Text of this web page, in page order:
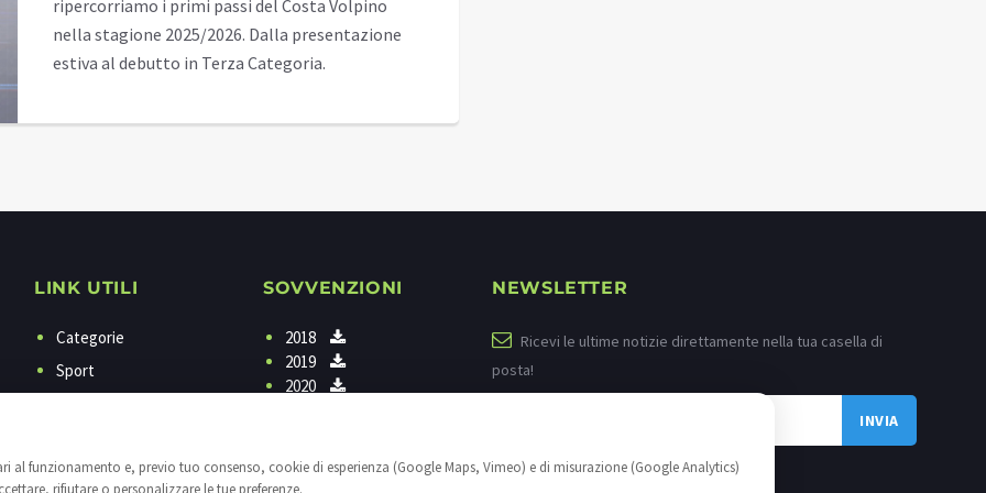
al funzionamento e, previo tuo consenso, cookie di esperienza (Google Maps, Vimeo) e di misurazione (Google Analytics)
rifiutare o personalizzare le tue preferenze.
ripercorriamo i primi passi del Costa Volpino
nella stagione 2025/2026. Dalla presentazione
estiva al debutto in Terza Categoria.
LINK UTILI
Categorie
Sport
Privacy
SOVVENZIONI
2018
2019
2020
NEWSLETTER
Ricevi le ultime notizie direttamente nella tua casella di
posta!